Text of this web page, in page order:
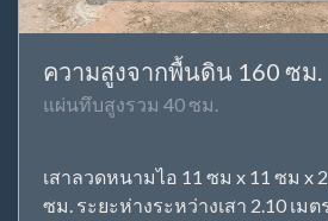
ความสูงจากพื้นดิน 160 ซม.
แผ่นทึบสูงรวม 40 ซม.
เสาลวดหนามไอ 11 ซม x 11 ซม x
ซม. ระยะห่างระหว่างเสา 2.10 เม